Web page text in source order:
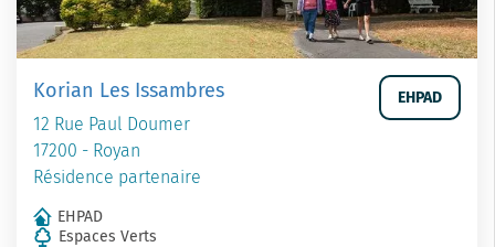
Korian Les Issambres
12 Rue Paul Doumer
17200 - Royan
Résidence partenaire
EHPAD
EHPAD
Espaces Verts